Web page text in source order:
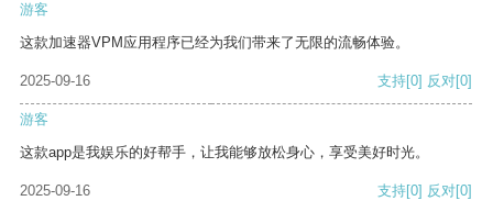
游客
这款加速器VPM应用程序已经为我们带来了无限的流畅体验。
2025-09-16 支持[0] 反对[0]
游客
这款app是我娱乐的好帮手，让我能够放松身心，享受美好时光。
2025-09-16 支持[0] 反对[0]